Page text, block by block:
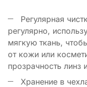
Регулярная
регулярно,
мягкую ткань,
от кожи или
прозрачность линз
Хранение в